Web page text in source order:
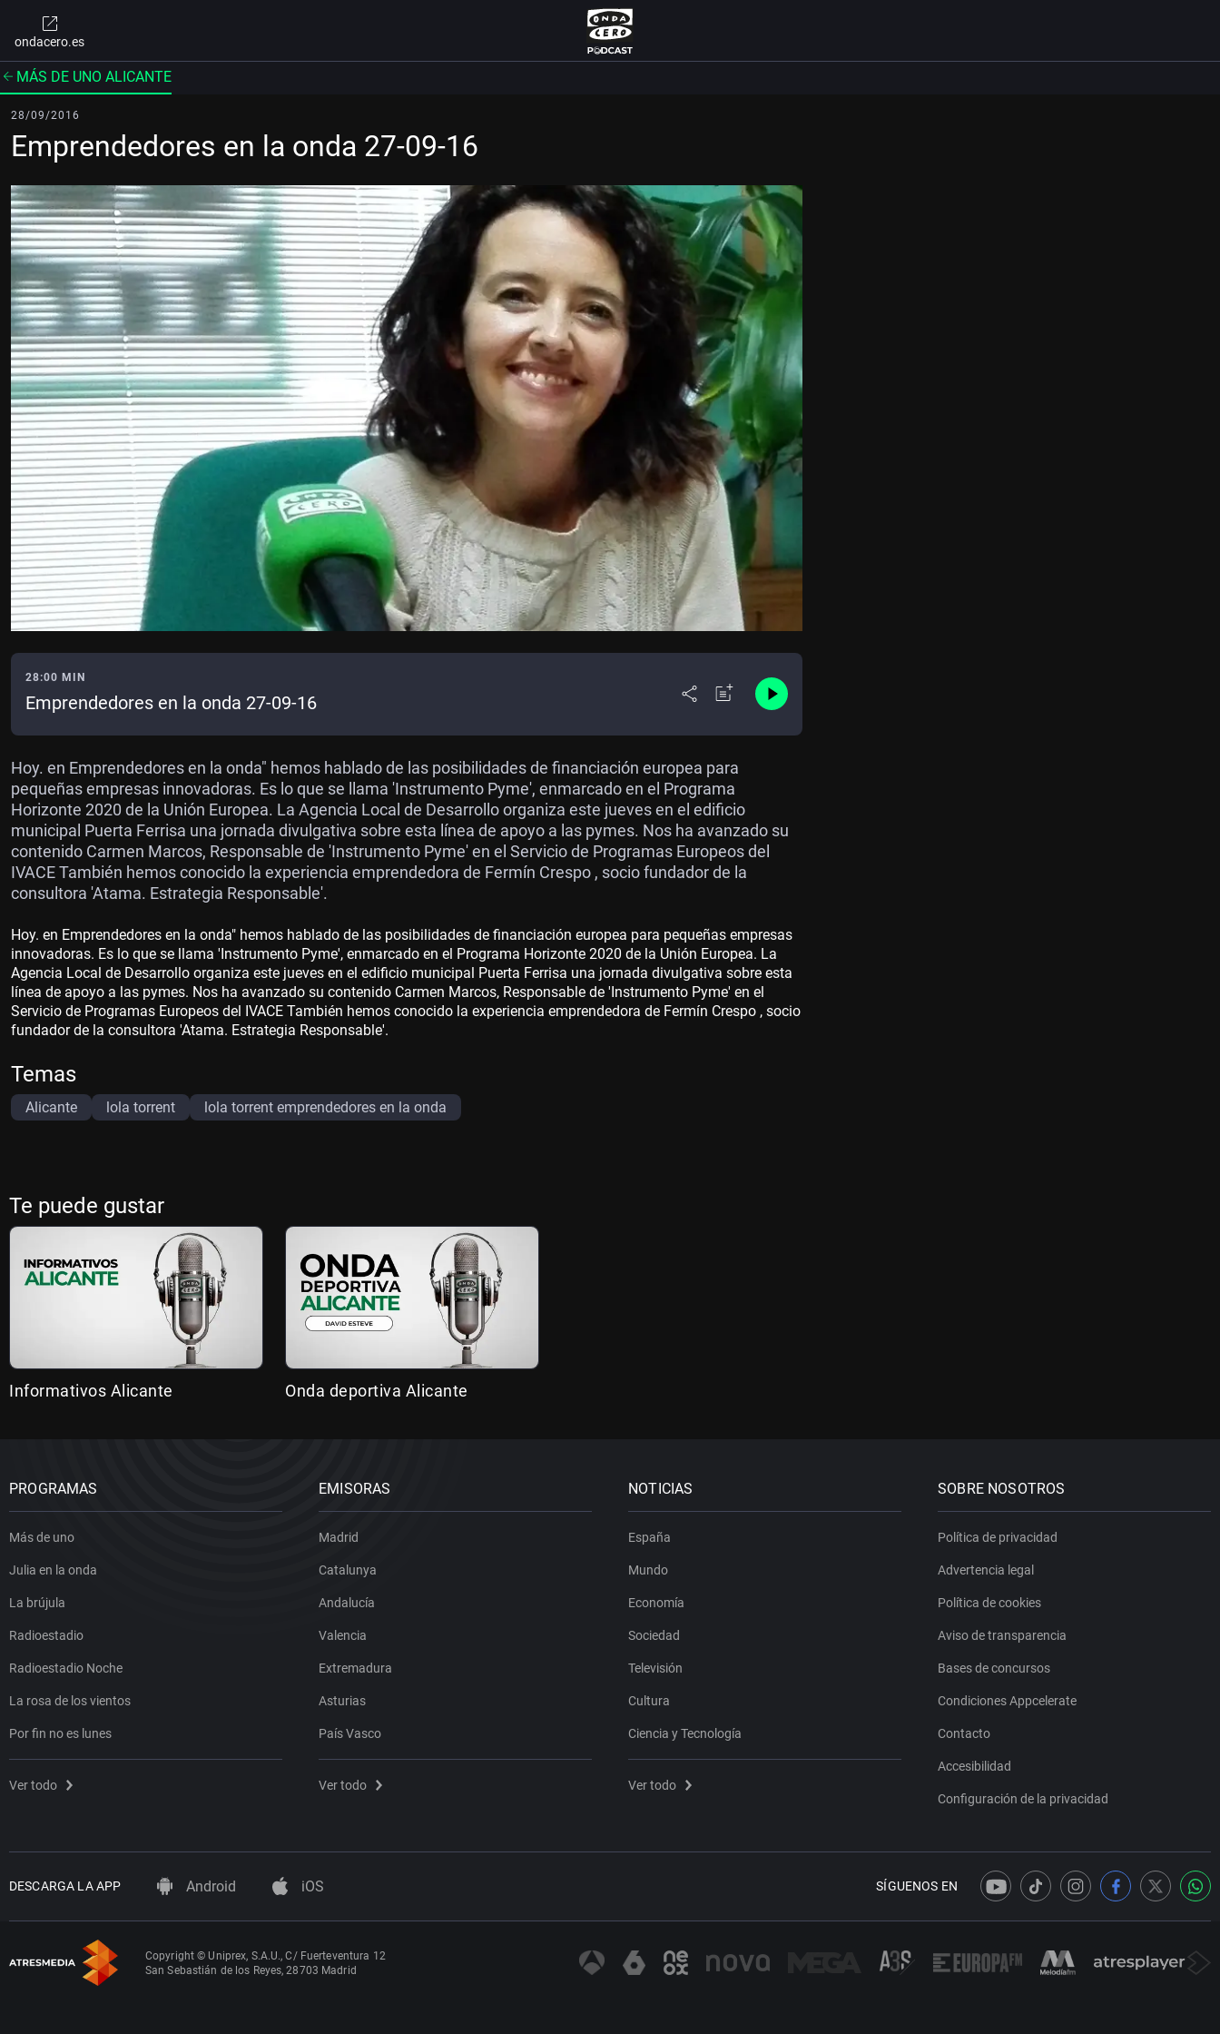
ondacero.es
MÁS DE UNO ALICANTE
28/09/2016
Emprendedores en la onda 27-09-16
28:00 MIN
Emprendedores en la onda 27-09-16
Hoy. en Emprendedores en la onda" hemos hablado de las posibilidades de financiación europea para
pequeñas empresas innovadoras. Es lo que se llama 'Instrumento Pyme', enmarcado en el Programa
Horizonte 2020 de la Unión Europea. La Agencia Local de Desarrollo organiza este jueves en el edificio
municipal Puerta Ferrisa una jornada divulgativa sobre esta línea de apoyo a las pymes. Nos ha avanzado su
contenido Carmen Marcos, Responsable de 'Instrumento Pyme' en el Servicio de Programas Europeos del
IVACE También hemos conocido la experiencia emprendedora de Fermín Crespo , socio fundador de la
consultora 'Atama. Estrategia Responsable'.
Hoy. en Emprendedores en la onda" hemos hablado de las posibilidades de financiación europea para pequeñas empresas
innovadoras. Es lo que se llama 'Instrumento Pyme', enmarcado en el Programa Horizonte 2020 de la Unión Europea. La
Agencia Local de Desarrollo organiza este jueves en el edificio municipal Puerta Ferrisa una jornada divulgativa sobre esta
línea de apoyo a las pymes. Nos ha avanzado su contenido Carmen Marcos, Responsable de 'Instrumento Pyme' en el
Servicio de Programas Europeos del IVACE También hemos conocido la experiencia emprendedora de Fermín Crespo , socio
fundador de la consultora 'Atama. Estrategia Responsable'.
Temas
Alicante lola torrent lola torrent emprendedores en la onda
Te puede gustar
Informativos Alicante Onda deportiva Alicante
PROGRAMAS
Más de uno
Julia en la onda
La brújula
Radioestadio
Radioestadio Noche
La rosa de los vientos
Por fin no es lunes
Ver todo
EMISORAS
Madrid
Catalunya
Andalucía
Valencia
Extremadura
Asturias
País Vasco
Ver todo
NOTICIAS
España
Mundo
Economía
Sociedad
Televisión
Cultura
Ciencia y Tecnología
Ver todo
SOBRE NOSOTROS
Política de privacidad
Advertencia legal
Política de cookies
Aviso de transparencia
Bases de concursos
Condiciones Appcelerate
Contacto
Accesibilidad
Configuración de la privacidad
DESCARGA LA APP Android iOS SÍGUENOS EN
Copyright © Uniprex, S.A.U., C/ Fuerteventura 12
San Sebastián de los Reyes, 28703 Madrid